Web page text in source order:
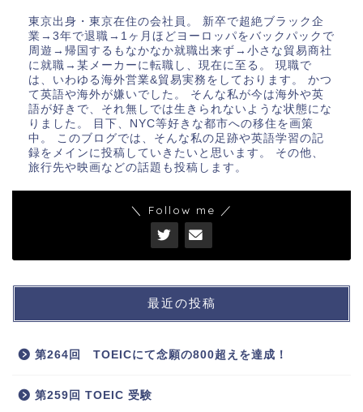
東京出身・東京在住の会社員。 新卒で超絶ブラック企
業→3年で退職→1ヶ月ほどヨーロッパをバックパックで
周遊→帰国するもなかなか就職出来ず→小さな貿易商社
に就職→某メーカーに転職し、現在に至る。 現職で
は、いわゆる海外営業&貿易実務をしております。 かつ
て英語や海外が嫌いでした。 そんな私が今は海外や英
語が好きで、それ無しでは生きられないような状態にな
りました。 目下、NYC等好きな都市への移住を画策
中。 このブログでは、そんな私の足跡や英語学習の記
録をメインに投稿していきたいと思います。 その他、
旅行先や映画などの話題も投稿します。
＼ Follow me ／
最近の投稿
第264回 TOEICにて念願の800超えを達成！
第259回 TOEIC 受験